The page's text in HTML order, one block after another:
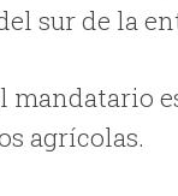
sur de la
mandatario
agrícolas.